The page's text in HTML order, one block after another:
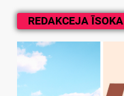
REDAKCEJA ĪSOKA